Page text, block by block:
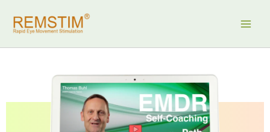
naar
inhoud